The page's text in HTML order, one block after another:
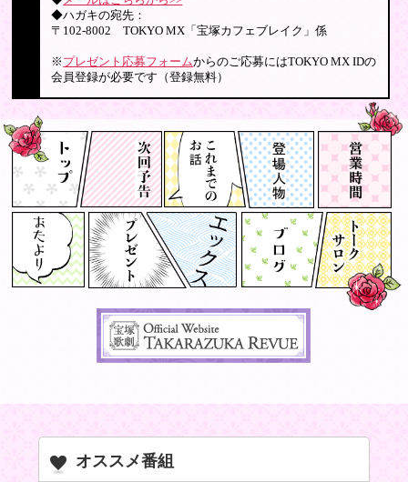
◆ハガキの宛先：
〒102-8002 TOKYO MX「宝塚カフェブレイク」係
※ プレゼント応募フォームからのご応募にはTOKYO MX IDの
会員登録が必要です（登録無料）
オススメ番組